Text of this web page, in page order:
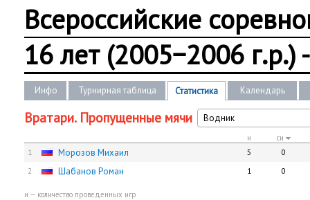
Всероссийские
16 лет (2005−2006 г.р.)
Инфо Турнирная таблица Статистика Календарь
Вратари. Пропущенные мячи Водник
и
си
1
Морозов Михаил 5
0
2
Шабанов Роман 1 0
и — количество проведенных игр